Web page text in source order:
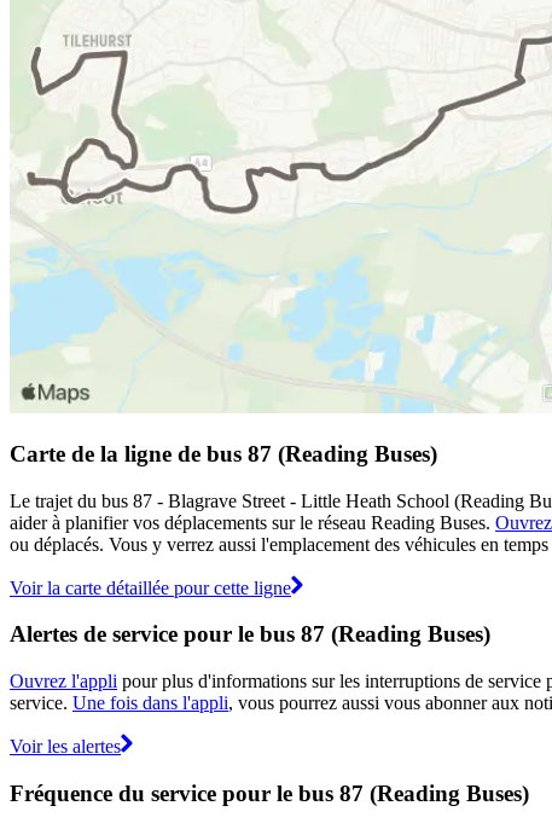
Carte de la ligne de bus 87 (Reading Buses)
Le trajet du bus 87 - Blagrave Street - Little Heath School (Reading
aider à planifier vos déplacements sur le réseau Reading Buses.
ou déplacés. Vous y verrez aussi l'emplacement des véhicules en
Voir la carte détaillée pour cette ligne
Alertes de service pour le bus 87 (Reading Buses)
Ouvrez l'appli pour plus d'informations sur les interruptions de service
service. Une fois dans l'appli, vous pourrez aussi vous abonner aux
Voir les alertes
Fréquence du service pour le bus 87 (Reading Buses)